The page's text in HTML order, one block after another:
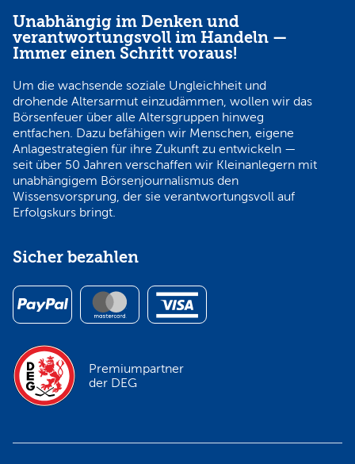
Unabhängig im Denken und
verantwortungsvoll im Handeln —
Immer einen Schritt voraus!
Um die wachsende soziale Ungleichheit und
drohende Altersarmut einzudämmen, wollen wir das
Börsenfeuer über alle Altersgruppen hinweg
entfachen. Dazu befähigen wir Menschen, eigene
Anlagestrategien für ihre Zukunft zu entwickeln —
seit über 50 Jahren verschaffen wir Kleinanlegern mit
unabhängigem Börsenjournalismus den
Wissensvorsprung, der sie verantwortungsvoll auf
Erfolgskurs bringt.
Sicher bezahlen
Premiumpartner
der DEG